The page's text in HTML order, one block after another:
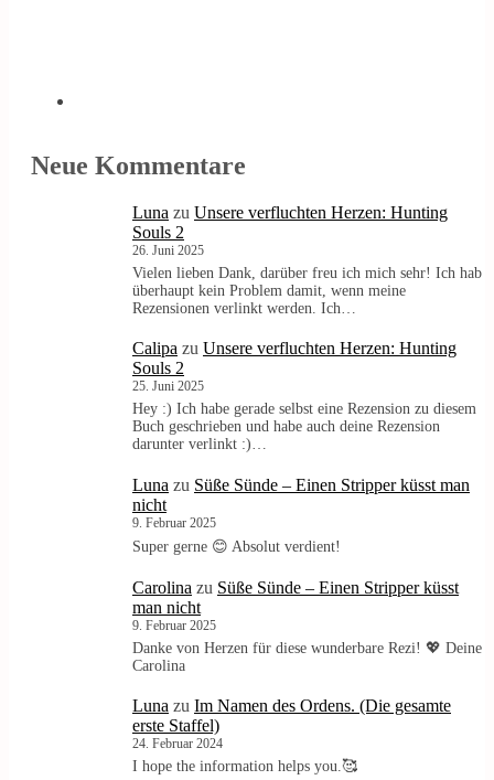
Neue Kommentare
Luna zu Unsere verfluchten Herzen: Hunting
Souls 2
26. Juni 2025
Vielen lieben Dank, darüber freu ich mich sehr! Ich hab
überhaupt kein Problem damit, wenn meine
Rezensionen verlinkt werden. Ich…
Calipa zu Unsere verfluchten Herzen: Hunting
Souls 2
25. Juni 2025
Hey :) Ich habe gerade selbst eine Rezension zu diesem
Buch geschrieben und habe auch deine Rezension
darunter verlinkt :)…
Luna zu Süße Sünde – Einen Stripper küsst man
nicht
9. Februar 2025
Super gerne 😊 Absolut verdient!
Carolina zu Süße Sünde – Einen Stripper küsst
man nicht
9. Februar 2025
Danke von Herzen für diese wunderbare Rezi! 💖 Deine
Carolina
Luna zu Im Namen des Ordens. (Die gesamte
erste Staffel)
24. Februar 2024
I hope the information helps you.🥰